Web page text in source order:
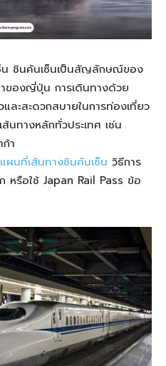
น ชินคันเซ็นเป็นสัญลักษณ์ของ
าของญี่ปุ่น การเดินทางด้วย
ละสะดวกสบายในการท่องเที่ยว
นทางหลักทั่วประเทศ เช่น
า
นที่เส้นทางชินคันเซ็น วิธีการ
หรือใช้ Japan Rail Pass ข้อ